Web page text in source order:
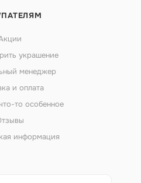
украшение
менеджер
и оплата
то особенное
информация